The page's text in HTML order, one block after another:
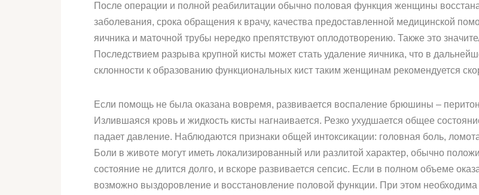
После операции и полной реабилитации обычно половая функция женщины
заболевания, срока обращения к врачу, качества предоставленной медицинской
яичника и маточной трубы нередко препятствуют оплодотворению. Также это
Последствием разрыва крупной кисты может стать удаление яичника, что в
склонности к образованию функциональных кист таким женщинам рекомендуется
Если помощь не была оказана вовремя, развивается воспаление брюшины –
Излившаяся кровь и жидкость кисты нагнаивается. Резко ухудшается общее
падает давление. Наблюдаются признаки общей интоксикации: головная боль,
Боли в животе могут иметь локализированный или разлитой характер, обычно
состояние не длится долго, и вскоре развивается сепсис. Если в полном объеме
возможно выздоровление и восстановление половой функции. При этом